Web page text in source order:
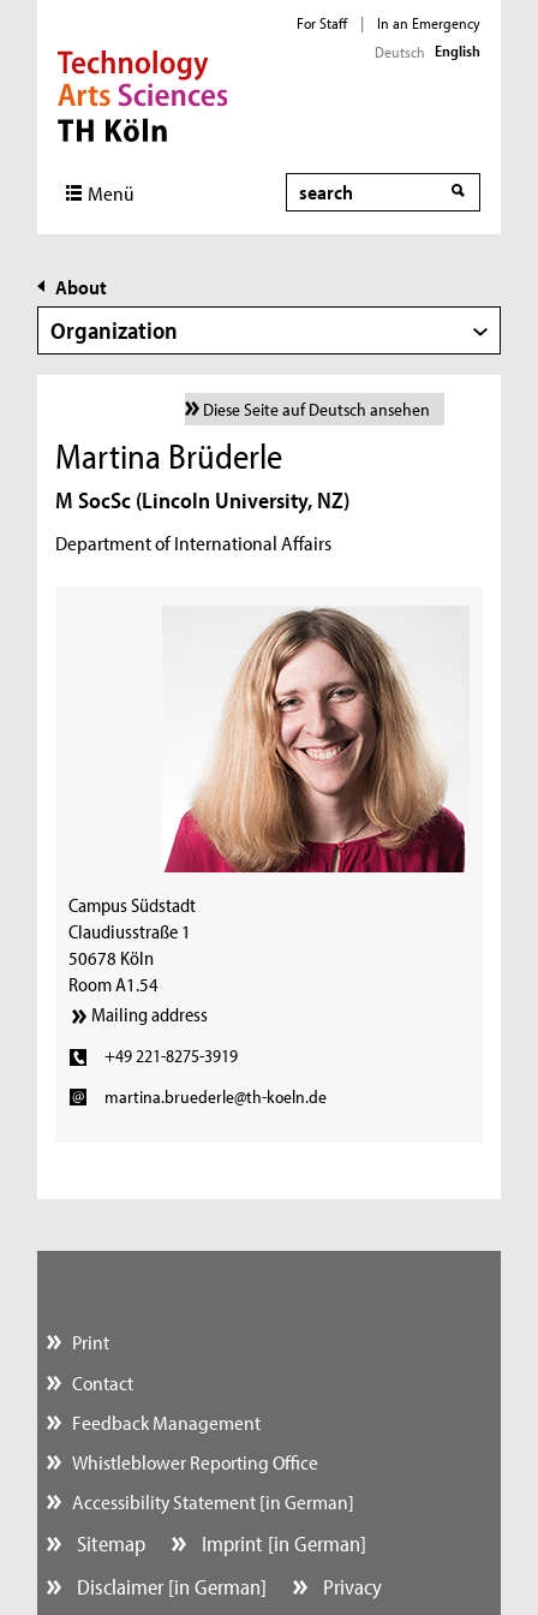
Direkt zur Hauptnavigation
Direkt zur Subnavigation
Direkt zum Inhalt
Direkt zum Fußbereich
For Staff |
In an Emergency
Deutsch English
Menü Search
About
Organization
Diese Seite auf Deutsch ansehen
Martina Brüderle
M SocSc (Lincoln University, NZ)
Department of International Affairs
Campus Südstadt
Claudiusstraße 1
50678 Köln
Room A1.54
Mailing address
+49 221-8275-3919
martina.bruederle@th-koeln.de
Print
Contact
Feedback Management
Whistleblower Reporting Office
Accessibility Statement [in German]
Sitemap
Imprint [in German]
Disclaimer [in German]
Privacy